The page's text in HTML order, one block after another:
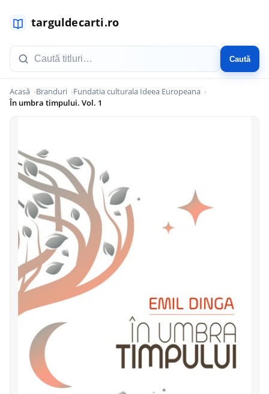
Caută
Acasă Branduri
Fundatia culturala Ideea Europeana
În umbra timpului. Vol. 1